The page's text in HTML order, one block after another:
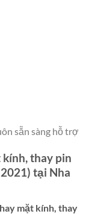
sẵn sàng hỗ trợ
kính, thay pin
tại Nha
mặt kính, thay